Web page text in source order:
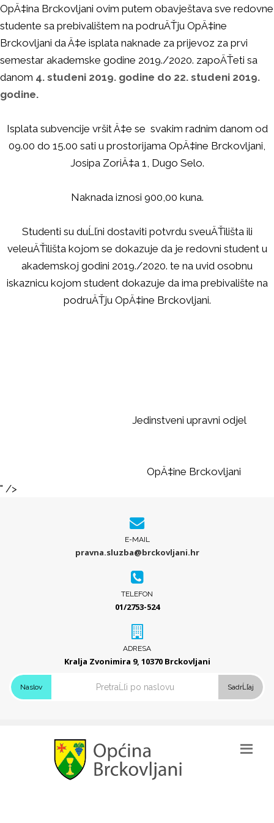
OpÄ‡ina Brckovljani ovim putem obavještava sve redovne
studente sa prebivalištem na podruÄŤju OpÄ‡ine
Brckovljani da Ä‡e isplata naknade za prijevoz za prvi
semestar akademske godine 2019./2020. zapoÄŤeti sa
danom 4. studeni 2019. godine do 22. studeni 2019.
godine.
Isplata subvencije vršit Ä‡e se svakim radnim danom od
09.00 do 15.00 sati u prostorijama OpÄ‡ine Brckovljani,
Josipa ZoriÄ‡a 1, Dugo Selo.
Naknada iznosi 900,00 kuna.
Studenti su duĹľni dostaviti potvrdu sveuÄŤilišta ili
veleuÄŤilišta kojom se dokazuje da je redovni student u
akademskoj godini 2019./2020. te na uvid osobnu
iskaznicu kojom student dokazuje da ima prebivalište na
podruÄŤju OpÄ‡ine Brckovljani.
Jedinstveni upravni odjel
OpÄ‡ine Brckovljani
" />
E-MAIL
pravna.sluzba@brckovljani.hr
TELEFON
01/2753-524
ADRESA
Kralja Zvonimira 9, 10370 Brckovljani
Naslov SadrĹľaj